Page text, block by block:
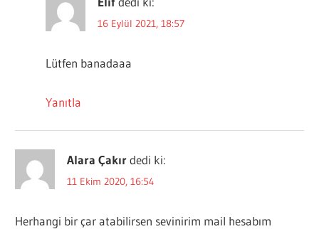
16 Eylül 2021, 18:57
Lütfen banadaaa
Yanıtla
Alara Çakır dedi ki:
11 Ekim 2020, 16:54
Herhangi bir çar atabilirsen sevinirim mail hesabım